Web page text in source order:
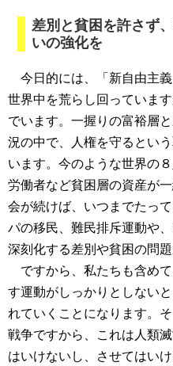
差別と貧困を許さず
いの強化を
今日的には、「新自由主
世界中を荒らし回っていま
でいます。一握りの富裕層
況の中で、人権を守るとい
います。今のような世界の
労働者など貧困層の資産が
会が続けば、いつまでたっ
パの移民、難民排斥運動や
深刻化する差別や貧困の問
ですから、私たちも含め
す運動がしっかりとしない
れていくことになります。
戦争ですから、これは人類
はいけないし、させてはい